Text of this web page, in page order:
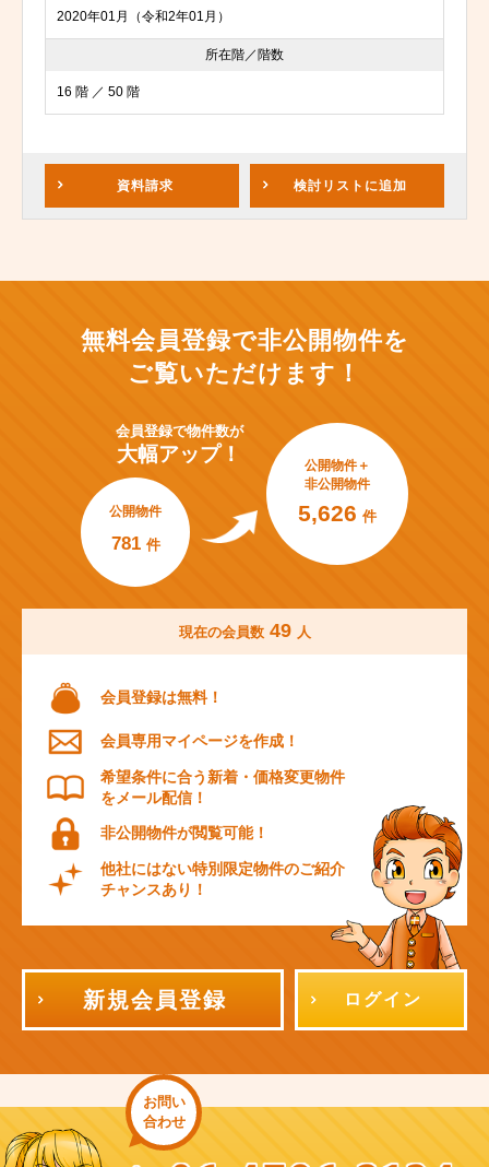
2020年01月（令和2年01月）
所在階／階数
16 階 ／ 50 階
資料請求 検討リスト に追加
無料会員登録で非公開物件を
ご覧いただけます！
会員登録で物件数が
大幅アップ！
公開物件
781 件
公開物件＋
非公開物件
5,626 件
現在の会員数 49 人
会員登録は無料！
会員専用マイページを作成！
希望条件に合う新着・価格変更物件
をメール配信！
非公開物件が閲覧可能！
他社にはない特別限定物件のご紹介
チャンスあり！
新規会員登録 ログイン
お問い
合わせ